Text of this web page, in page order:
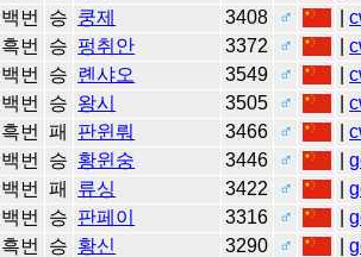
백번 승 쿵제 3408 ♂ |
흑번 승 펑취안 3372 ♂ |
백번 승 롄샤오 3549 ♂ |
백번 승 왕시 3505 ♂ |
흑번 패 판윈뤄 3466 ♂ |
백번 승 황윈숭 3446 ♂ |
백번 패 류싱 3422 ♂ |
백번 승 판페이 3316 ♂ |
흑번 승 황신 3290 ♂ |